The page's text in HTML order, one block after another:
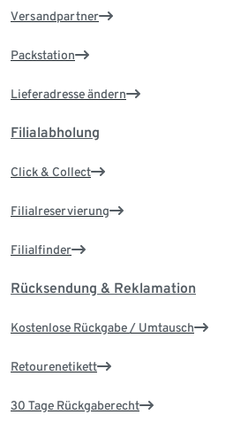
Versandpartner
Packstation
Lieferadresse ändern
Filialabholung
Click & Collect
Filialreservierung
Filialfinder
Rücksendung & Reklamation
Kostenlose Rückgabe / Umtausch
Retourenetikett
30 Tage Rückgaberecht